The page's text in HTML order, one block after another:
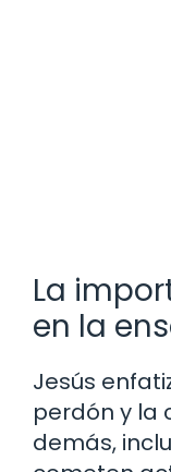
La
en la
Jesús
perdón y la
demás,